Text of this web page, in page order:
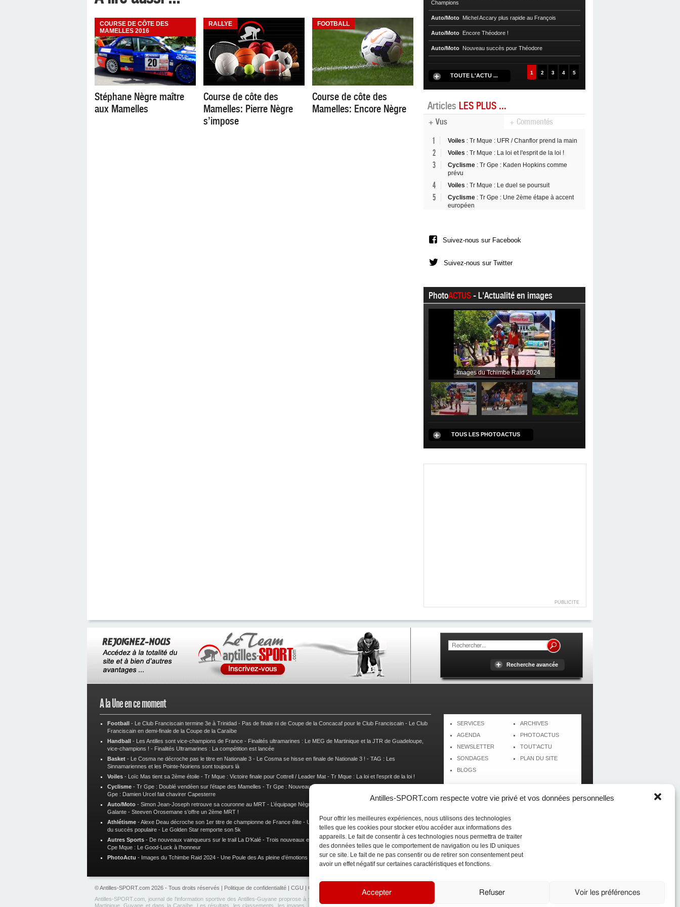
Antilles-SPORT.com respecte votre vie privé et vos données personnelles
Pour offrir les meilleures expériences, nous utilisons des technologies
telles que les cookies pour stocker et/ou accéder aux informations des
appareils. Le fait de consentir à ces technologies nous permettra de traiter
des données telles que le comportement de navigation ou les ID uniques
sur ce site. Le fait de ne pas consentir ou de retirer son consentement peut
avoir un effet négatif sur certaines caractéristiques et fonctions.
Accepter Refuser Voir les préférences
COURSE DE CÔTE DES
MAMELLES 2016
Stéphane Nègre maître
aux Mamelles
RALLYE
Course de côte des
Mamelles: Pierre Nègre
s’impose
FOOTBALL
Course de côte des
Mamelles: Encore Nègre
Champions
Auto/Moto Michel Accary plus rapide au François
Auto/Moto Encore Théodore !
Auto/Moto Nouveau succès pour Théodore
TOUTE L'ACTU ... 1 2 3 4 5
Articles LES PLUS ...
+ Vus + Commentés
1 Voiles : Tr Mque : UFR / Chanflor prend la main
2 Voiles : Tr Mque : La loi et l'esprit de la loi !
3 Cyclisme : Tr Gpe : Kaden Hopkins comme
prévu
4 Voiles : Tr Mque : Le duel se poursuit
5 Cyclisme : Tr Gpe : Une 2ème étape à accent
européen
Suivez-nous sur Facebook
Suivez-nous sur Twitter
PhotoACTUS- L'Actualité en images
Images du Tchimbe Raid 2024
TOUS LES PHOTOACTUS
PUBLICITE
Recherche avancée
A la Une en ce moment
Football - Le Club Franciscain termine 3e à Trinidad - Pas de finale ni de Coupe de la Concacaf pour le Club Franciscain -
Le Club
Franciscain en demi-finale de la Coupe de la Caraïbe
Handball
- Les Antilles sont vice-champions de France - Finalités ultramarines : Le MEG de Martinique et la JTR de Guadeloupe,
vice-champions ! - Finalités Ultramarines : La compétition est lancée
Basket - Le Cosma ne décroche pas le titre en Nationale 3 - Le Cosma se hisse en finale de Nationale 3 ! - TAG : Les
Sinnamariennes et les Pointe-Noiriens sont toujours là
Voiles - Loïc Mas tient sa 2ème étoile - Tr Mque : Victoire finale pour Cottrell / Leader Mat - Tr Mque : La loi et l’esprit de la loi !
Cyclisme - Tr Gpe : Doublé vendéen sur l’étape des Mamelles - Tr Gpe : Nouveau changement de leader, Damien Urcel out
Gpe : Damien Urcel fait chavirer Capesterre
Auto/Moto - Simon Jean-Joseph retrouve sa couronne au MRT -
L’équipage Nègre – Gérard remporte le 9e rallye du Pays Marie-
Galante - Steeven Orosemane s’offre un 2ème MRT !
Athlétisme -Alexe Deau décroche son 1er titre de championne de France élite - Un semi marathon sous le signe de la chaleur et
du succès populaire -
Le Golden Star remporte son 5k
Autres Sports - De nouveaux vainqueurs sur le trail La D’Kalé - Trois nouveaux et un habitué au palmarès du Trail des Trésors-
Cpe Mque : Le Good-Luck à l’honneur
PhotoActu - Images du Tchimbe Raid 2024 - Une Poule des As pleine d’émotions ! Images de la Woulib 113 X-Trem
SERVICES
AGENDA
NEWSLETTER
SONDAGES
BLOGS
ARCHIVES
PHOTOACTUS
TOUT'ACTU
PLAN DU SITE
© Antilles-SPORT.com 2026 - Tous droits réservés | Politique de confidentialité CGU CGV
Antilles-SPORT.com, journal de l'information sportive des Antilles-Guyane proprose à ses lecteurs de retrouvez en temps réel toute l'actualité du sport (du football au beach-volley) en Guadeloupe,
Martinique, Guyane et dans la Caraïbe. Les résultats, les classements, les images, les analyses, les interviews, les rendez-vous sportifs et bien d'autres sujets, sont sur Antilles-SPORT.com, la